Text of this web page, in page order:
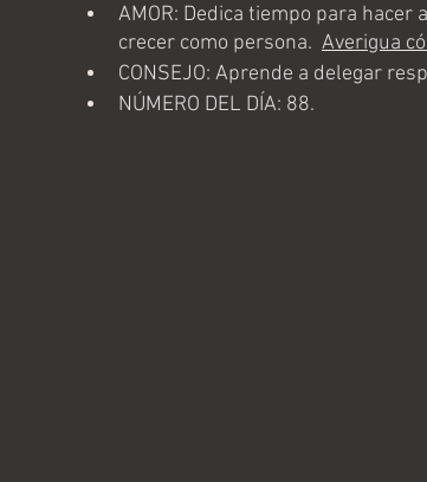
AMOR: Dedica tiempo para
crecer como persona. Averigua
CONSEJO: Aprende a delegar
NÚMERO DEL DÍA: 88.